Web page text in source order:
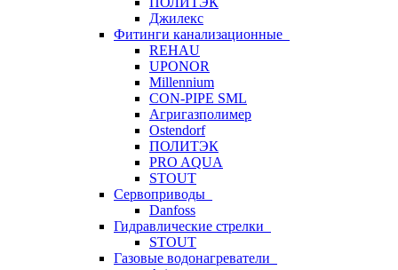
Джилекс
Фитинги канализационные
REHAU
UPONOR
Millennium
CON-PIPE SML
Агригазполимер
Ostendorf
ПОЛИТЭК
PRO AQUA
STOUT
Сервоприводы
Danfoss
Гидравлические стрелки
STOUT
Газовые водонагреватели